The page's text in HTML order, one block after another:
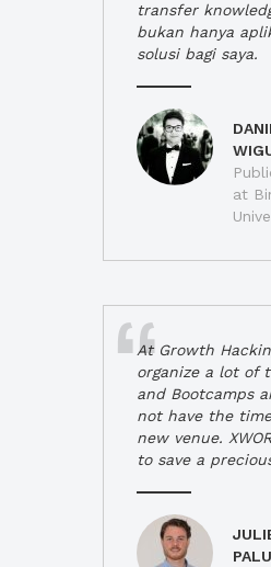
transfer
bukan hanya
solusi bagi saya.
at
At Growth
organize a lot of
and Bootcamps
not have the
new venue.
to save a
PALU